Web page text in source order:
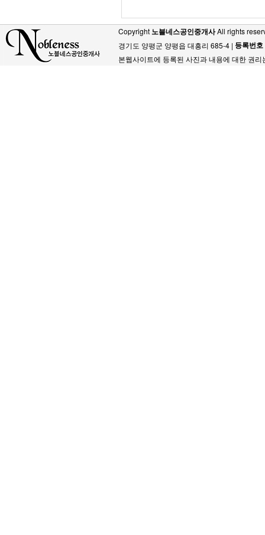
Copyright 노블네스공인중개사All rights
경기도 양평군 양평읍 대흥리 685-4 | 등록번호
본웹사이트에 등록된 사진과 내용에 대한 권